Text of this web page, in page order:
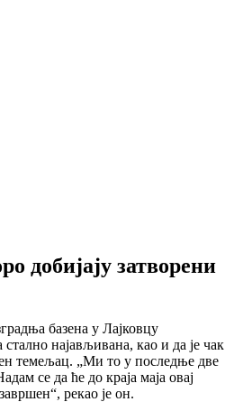
добијају затворени
базена у Лајковцу
најављивана, као и да је чак
темељац. „Ми то у последње две
се да ће до краја маја овај
рекао је он.